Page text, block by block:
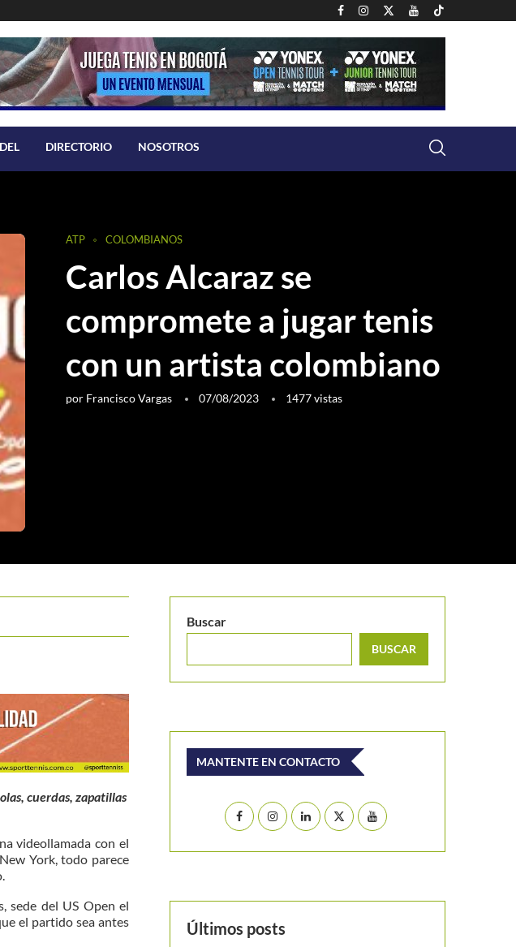
DIRECTORIO NOSOTROS
ATP COLOMBIANOS
Carlos Alcaraz se
compromete a jugar tenis
con un artista colombiano
por Francisco Vargas 07/08/2023 1477vistas
cuerdas, zapatillas
videollamada con el
York, todo parece
sede del US Open el
el partido sea antes
Buscar
BUSCAR
MANTENTE EN CONTACTO
Últimos posts